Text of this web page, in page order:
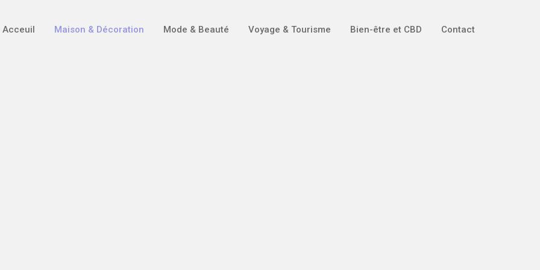
Acceuil Maison & Décoration Mode & Beauté Voyage & Tourisme Bien-être et CBD Contact